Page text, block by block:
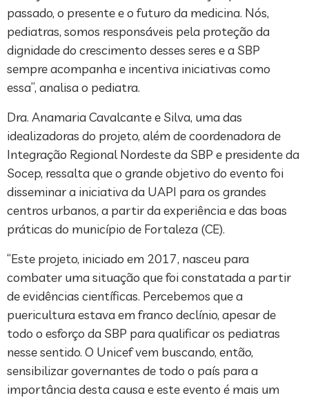
passado, o presente e o futuro da medicina. Nós,
pediatras, somos responsáveis pela proteção da
dignidade do crescimento desses seres e a SBP
sempre acompanha e incentiva iniciativas como
essa”, analisa o pediatra.
Dra. Anamaria Cavalcante e Silva, uma das
idealizadoras do projeto, além de coordenadora de
Integração Regional Nordeste da SBP e presidente da
Socep, ressalta que o grande objetivo do evento foi
disseminar a iniciativa da UAPI para os grandes
centros urbanos, a partir da experiência e das boas
práticas do município de Fortaleza (CE).
“Este projeto, iniciado em 2017, nasceu para
combater uma situação que foi constatada a partir
de evidências científicas. Percebemos que a
puericultura estava em franco declínio, apesar de
todo o esforço da SBP para qualificar os pediatras
nesse sentido. O Unicef vem buscando, então,
sensibilizar governantes de todo o país para a
importância desta causa e este evento é mais um